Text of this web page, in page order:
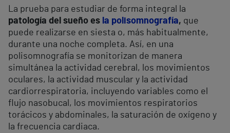
La prueba para estudiar de forma integral la
patología del sueño es la polisomnografía, que
puede realizarse en siesta o, más habitualmente,
durante una noche completa. Así, en una
polisomnografía se monitorizan de manera
simultánea la actividad cerebral, los movimientos
oculares, la actividad muscular y la actividad
cardiorrespiratoria, incluyendo variables como el
flujo nasobucal, los movimientos respiratorios
torácicos y abdominales, la saturación de oxígeno y
la frecuencia cardiaca.